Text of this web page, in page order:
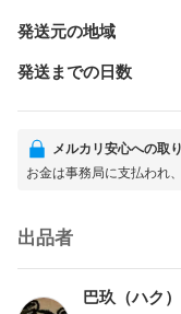
発送元の地域
発送までの日数
メルカリ安心への取
お金は事務局に支払われ
出品者
巴玖（ハク）